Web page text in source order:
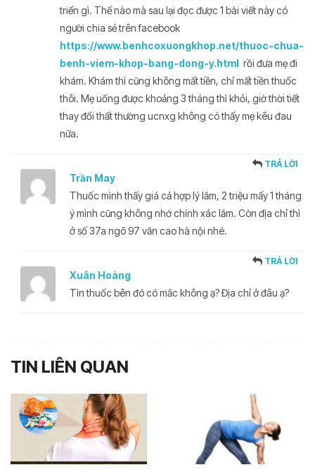
triển gì. Thế nào mà sau lại đọc được 1 bài viết này có
người chia sẻ trên facebook
https://www.benhcoxuongkhop.net/thuoc-chua-
benh-viem-khop-bang-dong-y.html rồi đưa mẹ đi
khám. Khám thì cũng không mất tiền, chỉ mất tiền thuốc
thôi. Mẹ uống được khoảng 3 tháng thì khỏi, giờ thời tiết
thay đổi thất thường ucnxg không có thấy mẹ kêu đau
nữa.
Trần May
TRẢ LỜI
Thuốc mình thấy giá cả hợp lý lắm, 2 triệu mấy 1 tháng
ý mình cũng không nhớ chính xác lắm. Còn địa chỉ thì
ở số 37a ngõ 97 văn cao hà nội nhé.
Xuân Hoàng
TRẢ LỜI
Tìn thuốc bên đó có mắc không ạ? Địa chỉ ở đâu ạ?
TIN LIÊN QUAN